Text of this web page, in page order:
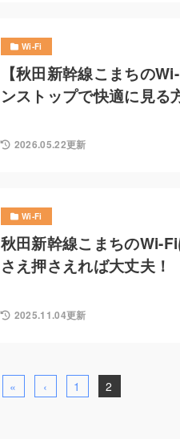
Wi-Fi
【秋田新幹線こまちの
ンストップで快適に見る
2026.05.22更新
Wi-Fi
秋田新幹線こまちのWi-
さえ押さえれば大丈夫！
2025.11.04更新
« ‹ 1 2